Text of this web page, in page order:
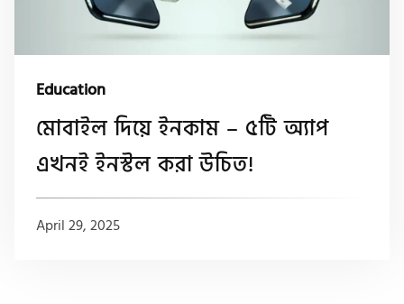
Education
মোবাইল দিয়ে ইনকাম – ৫টি অ্যাপ
এখনই ইনস্টল করা উচিত!
April 29, 2025